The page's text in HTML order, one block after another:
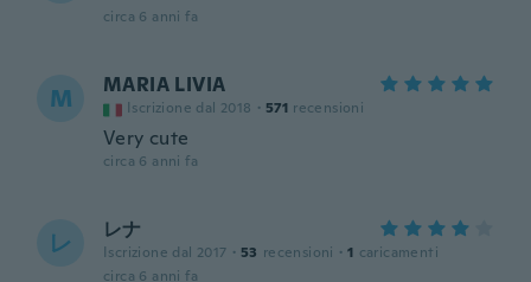
circa 6 anni fa
M MARIA LIVIA
Iscrizione dal 2018 · 571 recensioni
Very cute
circa 6 anni fa
レ レナ
Iscrizione dal 2017 · 53 recensioni · 1 caricamenti
circa 6 anni fa